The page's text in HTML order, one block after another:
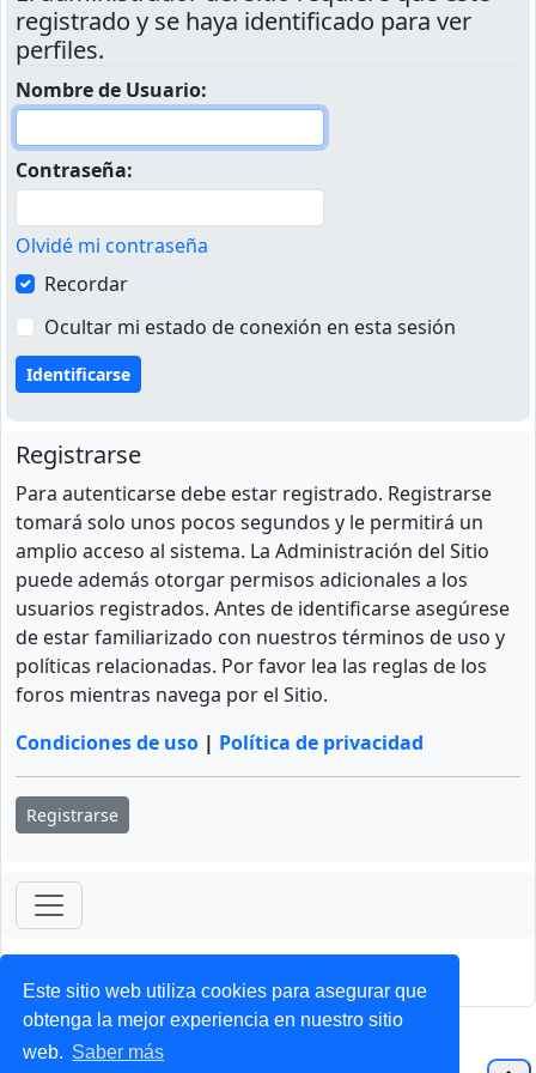
Este sitio web utiliza cookies para asegurar que
obtenga la mejor experiencia en nuestro sitio
web. Saber más
registrado y se haya identificado para ver
perfiles.
Nombre de Usuario:
Contraseña:
Olvidé mi contraseña
Recordar
Ocultar mi estado de conexión en esta sesión
Registrarse
Para autenticarse debe estar registrado. Registrarse
tomará solo unos pocos segundos y le permitirá un
amplio acceso al sistema. La Administración del Sitio
puede además otorgar permisos adicionales a los
usuarios registrados. Antes de identificarse asegúrese
de estar familiarizado con nuestros términos de uso y
políticas relacionadas. Por favor lea las reglas de los
foros mientras navega por el Sitio.
Condiciones de uso | Política de privacidad
Registrarse
ForoClub 2025
Privacidad| Condiciones